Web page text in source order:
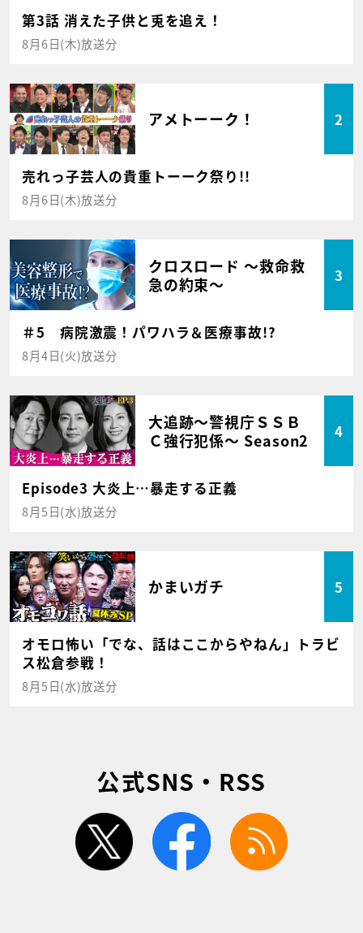
第3話 消えた子供と兎を追え！
8月6日(木)放送分
アメトーーク！ 2
売れっ子芸人の貴重トーーク祭り!!
8月6日(木)放送分
クロスロード ～救命救
急の約束～
3
＃5 病院激震！パワハラ＆医療事故!?
8月4日(火)放送分
大追跡～警視庁ＳＳＢ
Ｃ強行犯係～ Season2
4
Episode3 大炎上…暴走する正義
8月5日(水)放送分
かまいガチ 5
オモロ怖い「でな、話はここからやねん」トラビ
ス松倉参戦！
8月5日(水)放送分
公式SNS・RSS
twitter facebook